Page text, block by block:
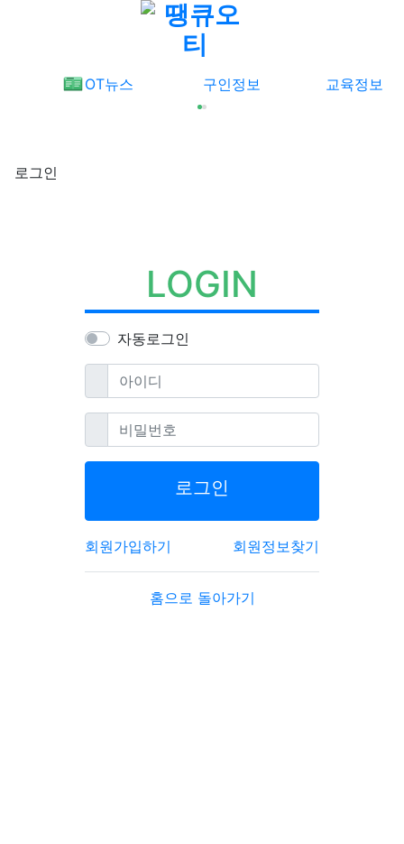
OT뉴스 구인정보 교육정보
로그인
LOGIN
자동로그인
아이디필수
비밀번호필수
로그인
회원가입하기 회원정보찾기
홈으로 돌아가기